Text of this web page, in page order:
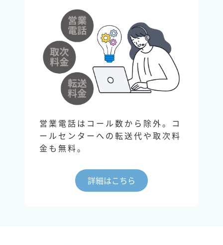
営業電話はコール数から除外。コ
ールセンターへの転送代や取次料
金も無料。
詳細はこちら